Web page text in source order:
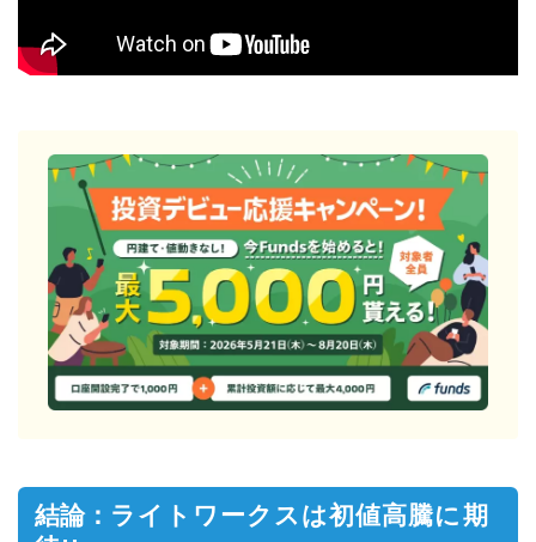
結論： ライトワークスは初値高騰に期